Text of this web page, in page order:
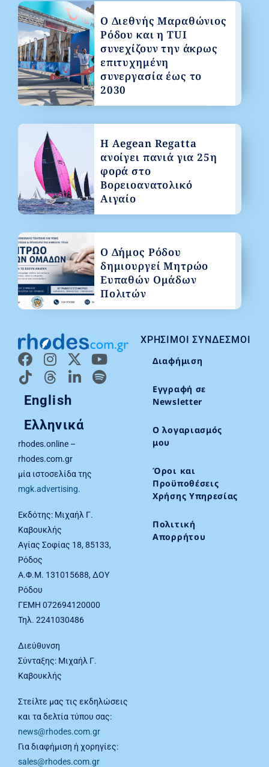
English
Ελληνικά
rhodes.online –
rhodes.com.gr
μία ιστοσελίδα της
mgk.advertising.
Εκδότης: Μιχαήλ Γ.
Καβουκλής
Αγίας Σοφίας 18, 85133,
Ρόδος
Α.Φ.Μ. 131015688, ΔΟΥ
Ρόδου
ΓΕΜΗ 072694120000
Τηλ. 2241030486
Διεύθυνση
Σύνταξης: Μιχαήλ Γ.
Καβουκλής
Στείλτε μας τις εκδηλώσεις
και τα δελτία τύπου σας:
news@rhodes.com.gr
Για διαφήμιση ή χορηγίες:
sales@rhodes.com.gr
ΧΡΉΣΙΜΟΙ ΣΎΝΔΕΣΜΟΙ
Διαφήμιση
Εγγραφή σε
Newsletter
Ο λογαριασμός
μου
Όροι και
Προϋποθέσεις
Χρήσης Υπηρεσίας
Πολιτική
Απορρήτου
Ο Διεθνής Μαραθώνιος
Ρόδου και η TUI
συνεχίζουν την άκρως
επιτυχημένη
συνεργασία έως το
2030
Η Aegean Regatta
ανοίγει πανιά για 25η
φορά στο
Βορειοανατολικό
Αιγαίο
Ο Δήμος Ρόδου
δημιουργεί Μητρώο
Ευπαθών Ομάδων
Πολιτών